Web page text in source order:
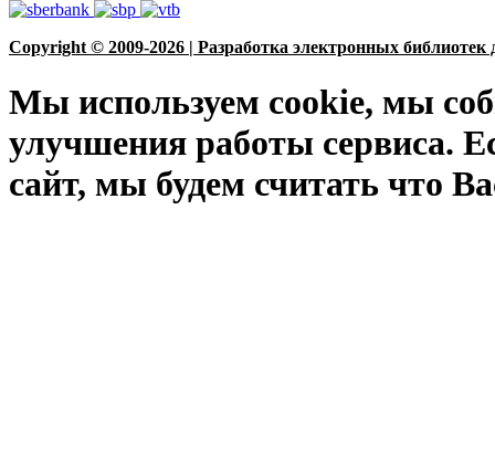
Copyright © 2009-2026 | Разработка электронных библиотек
Мы используем cookie, мы
улучшения работы сервиса.
сайт, мы будем считать что